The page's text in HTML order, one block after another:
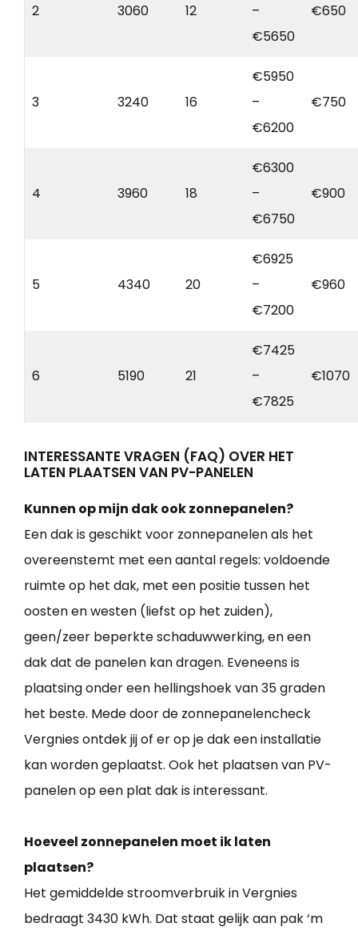
2 3060 12
–
€5650
€650
3 3240 16
€5950
–
€6200
€750
4 3960 18
€6300
–
€6750
€900
5 4340 20
€6925
–
€7200
€960
6 5190 21
€7425
–
€7825
€1070
INTERESSANTE VRAGEN (FAQ) OVER HET
LATEN PLAATSEN VAN PV-PANELEN
Kunnen op mijn dak ook zonnepanelen?
Een dak is geschikt voor zonnepanelen als het
overeenstemt met een aantal regels: voldoende
ruimte op het dak, met een positie tussen het
oosten en westen (liefst op het zuiden),
geen/zeer beperkte schaduwwerking, en een
dak dat de panelen kan dragen. Eveneens is
plaatsing onder een hellingshoek van 35 graden
het beste. Mede door de zonnepanelencheck
Vergnies ontdek jij of er op je dak een installatie
kan worden geplaatst. Ook het plaatsen van PV-
panelen op een plat dak is interessant.
Hoeveel zonnepanelen moet ik laten
plaatsen?
Het gemiddelde stroomverbruik in Vergnies
bedraagt 3430 kWh. Dat staat gelijk aan pak ‘m